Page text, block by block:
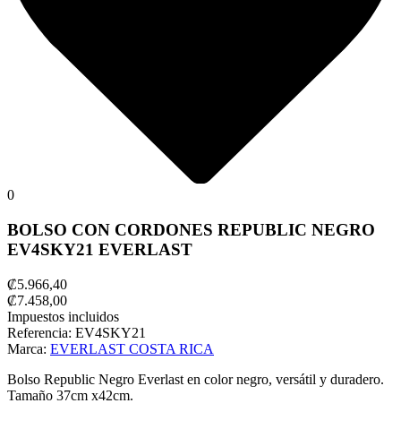
0
BOLSO CON CORDONES REPUBLIC NEGRO
EV4SKY21 EVERLAST
₡5.966,40
₡7.458,00
Impuestos incluidos
Referencia: EV4SKY21
Marca: EVERLAST COSTA RICA
Bolso Republic Negro Everlast en color negro, versátil y duradero.
Tamaño 37cm x42cm.